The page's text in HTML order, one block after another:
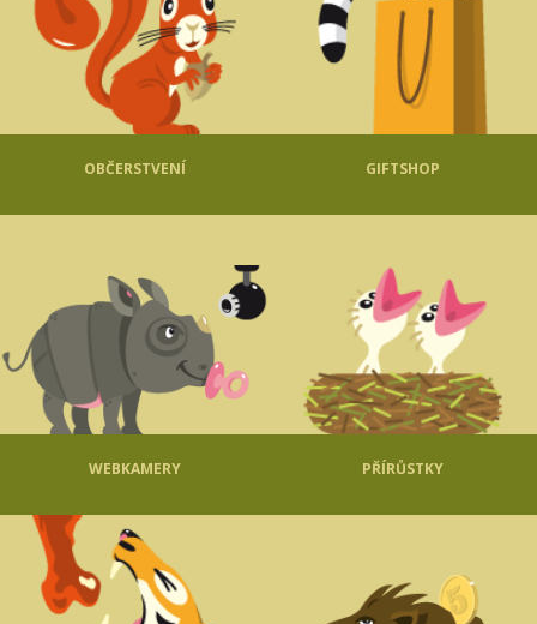
OBČERSTVENÍ GIFTSHOP
WEBKAMERY PŘÍRŮSTKY